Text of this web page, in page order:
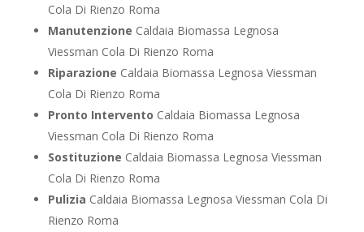
Cola Di Rienzo Roma
Manutenzione Caldaia Biomassa Legnosa
Viessman Cola Di Rienzo Roma
Riparazione Caldaia Biomassa Legnosa Viessman
Cola Di Rienzo Roma
Pronto Intervento Caldaia Biomassa Legnosa
Viessman Cola Di Rienzo Roma
Sostituzione Caldaia Biomassa Legnosa Viessman
Cola Di Rienzo Roma
Pulizia Caldaia Biomassa Legnosa Viessman Cola Di
Rienzo Roma